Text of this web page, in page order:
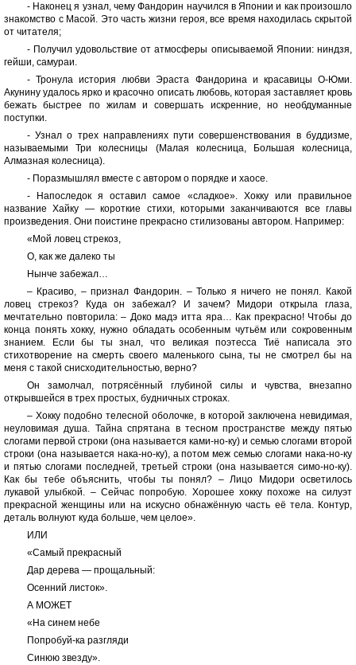
- Наконец я узнал, чему Фандорин научился в Японии и как произошло
знакомство с Масой. Это часть жизни героя, все время находилась скрытой
от читателя;
- Получил удовольствие от атмосферы описываемой Японии: ниндзя,
гейши, самураи.
- Тронула история любви Эраста Фандорина и красавицы О-Юми.
Акунину удалось ярко и красочно описать любовь, которая заставляет кровь
бежать быстрее по жилам и совершать искренние, но необдуманные
поступки.
- Узнал о трех направлениях пути совершенствования в буддизме,
называемыми Три колесницы (Малая колесница, Большая колесница,
Алмазная колесница).
- Поразмышлял вместе с автором о порядке и хаосе.
- Напоследок я оставил самое «сладкое». Хокку или правильное
название Хайку — короткие стихи, которыми заканчиваются все главы
произведения. Они поистине прекрасно стилизованы автором. Например:
«Мой ловец стрекоз,
О, как же далеко ты
Нынче забежал…
– Красиво, – признал Фандорин. – Только я ничего не понял. Какой
ловец стрекоз? Куда он забежал? И зачем? Мидори открыла глаза,
мечтательно повторила: – Доко мадэ итта яра… Как прекрасно! Чтобы до
конца понять хокку, нужно обладать особенным чутьём или сокровенным
знанием. Если бы ты знал, что великая поэтесса Тиё написала это
стихотворение на смерть своего маленького сына, ты не смотрел бы на
меня с такой снисходительностью, верно?
Он замолчал, потрясённый глубиной силы и чувства, внезапно
открывшейся в трех простых, будничных строках.
– Хокку подобно телесной оболочке, в которой заключена невидимая,
неуловимая душа. Тайна спрятана в тесном пространстве между пятью
слогами первой строки (она называется ками-но-ку) и семью слогами второй
строки (она называется нака-но-ку), а потом меж семью слогами нака-но-ку
и пятью слогами последней, третьей строки (она называется симо-но-ку).
Как бы тебе объяснить, чтобы ты понял? – Лицо Мидори осветилось
лукавой улыбкой. – Сейчас попробую. Хорошее хокку похоже на силуэт
прекрасной женщины или на искусно обнажённую часть её тела. Контур,
деталь волнуют куда больше, чем целое».
ИЛИ
«Самый прекрасный
Дар дерева — прощальный:
Осенний листок».
А МОЖЕТ
«На синем небе
Попробуй-ка разгляди
Синюю звезду».